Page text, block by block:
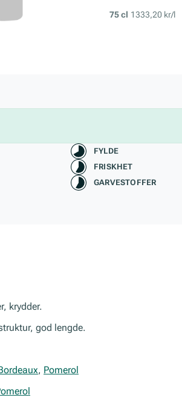
75 cl 1333,20 kr/l
Karakteristikk
FYLDE
FRISKHET
GARVESTOFFER
krydder.
god lengde.
, Pomerol